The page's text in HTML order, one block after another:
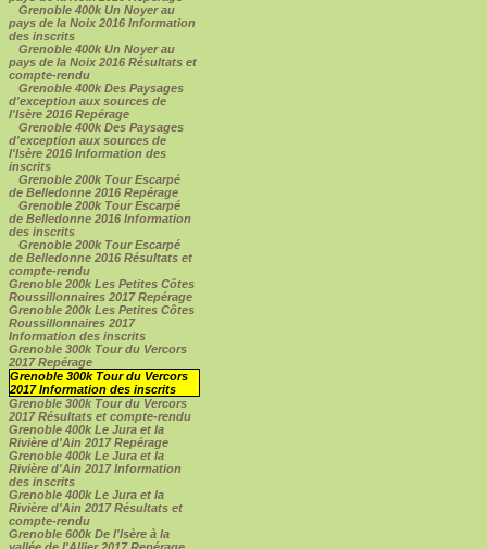
Grenoble 400k Un Noyer au
pays de la Noix 2016 Information
des inscrits
Grenoble 400k Un Noyer au
pays de la Noix 2016 Résultats et
compte-rendu
Grenoble 400k Des Paysages
d'exception aux sources de
l'Isère 2016 Repérage
Grenoble 400k Des Paysages
d'exception aux sources de
l'Isère 2016 Information des
inscrits
Grenoble 200k Tour Escarpé
de Belledonne 2016 Repérage
Grenoble 200k Tour Escarpé
de Belledonne 2016 Information
des inscrits
Grenoble 200k Tour Escarpé
de Belledonne 2016 Résultats et
compte-rendu
Grenoble 200k Les Petites Côtes
Roussillonnaires 2017 Repérage
Grenoble 200k Les Petites Côtes
Roussillonnaires 2017
Information des inscrits
Grenoble 300k Tour du Vercors
2017 Repérage
Grenoble 300k Tour du Vercors
2017 Information des inscrits
Grenoble 300k Tour du Vercors
2017 Résultats et compte-rendu
Grenoble 400k Le Jura et la
Rivière d'Ain 2017 Repérage
Grenoble 400k Le Jura et la
Rivière d'Ain 2017 Information
des inscrits
Grenoble 400k Le Jura et la
Rivière d'Ain 2017 Résultats et
compte-rendu
Grenoble 600k De l'Isère à la